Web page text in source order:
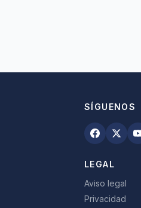
SÍGUENOS
LEGAL
Aviso legal
Privacidad